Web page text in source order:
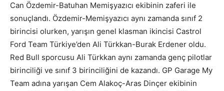
Can Özdemir-Batuhan Memişyazıcı ekibinin zaferi ile
sonuçlandı. Özdemir-Memişyazıcı aynı zamanda sınıf 2
birincisi olurken, yarışın genel klasman ikincisi Castrol
Ford Team Türkiye’den Ali Türkkan-Burak Erdener oldu.
Red Bull sporcusu Ali Türkkan aynı zamanda genç pilotlar
birinciliği ve sınıf 3 birinciliğini de kazandı. GP Garage My
Team adına yarışan Cem Alakoç-Aras Dinçer ekibinin